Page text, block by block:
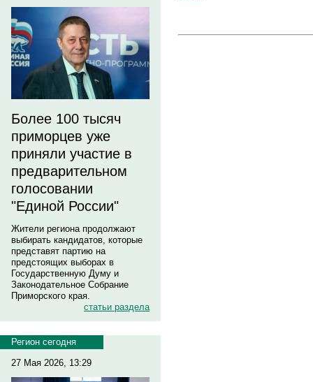
Более 100 тысяч
приморцев уже
приняли участие в
предварительном
голосовании
"Единой России"
Жители региона продолжают
выбирать кандидатов, которые
представят партию на
предстоящих выборах в
Государственную Думу и
Законодательное Собрание
Приморского края.
статьи раздела
Регион сегодня
27 Мая 2026, 13:29